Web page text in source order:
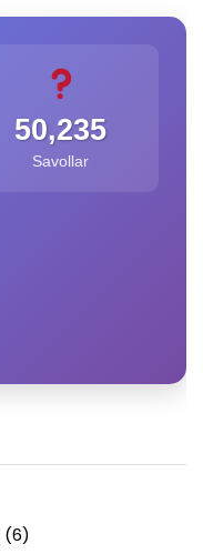
50,235
Savollar
(6)